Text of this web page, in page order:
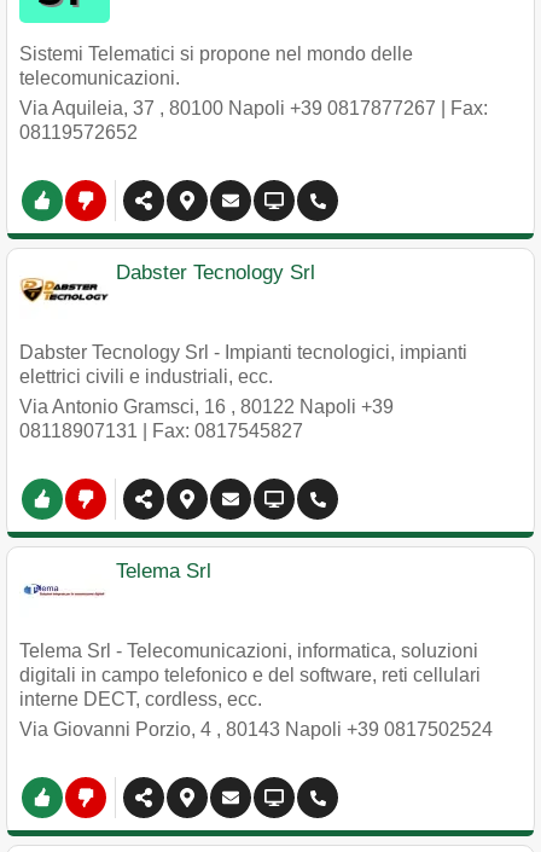
Sistemi Telematici si propone nel mondo delle
telecomunicazioni.
Via Aquileia, 37 , 80100 Napoli +39 0817877267 | Fax:
08119572652
Dabster Tecnology Srl
Dabster Tecnology Srl - Impianti tecnologici, impianti
elettrici civili e industriali, ecc.
Via Antonio Gramsci, 16 , 80122 Napoli +39
08118907131 | Fax: 0817545827
Telema Srl
Telema Srl - Telecomunicazioni, informatica, soluzioni
digitali in campo telefonico e del software, reti cellulari
interne DECT, cordless, ecc.
Via Giovanni Porzio, 4 , 80143 Napoli +39 0817502524